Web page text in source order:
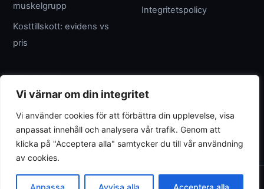
Vi värnar om din integritet
Vi använder cookies för att förbättra din upplevelse, visa
anpassat innehåll och analysera vår trafik. Genom att
klicka på "Acceptera alla" samtycker du till vår användning
av cookies.
Anpassa Avvisa alla Acceptera alla
muskelgrupp
Kosttillskott: evidens vs
pris
Integritetspolicy
UTGIVARE
Umpteenth Media
Org.nr 559183-3313
wave@umpteenth.media
© 2026 Muskler.nu